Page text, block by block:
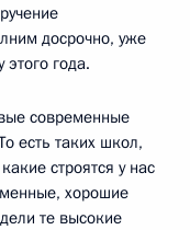
досрочно, уже
года.
современные
есть таких школ,
строятся у нас
хорошие
те высокие